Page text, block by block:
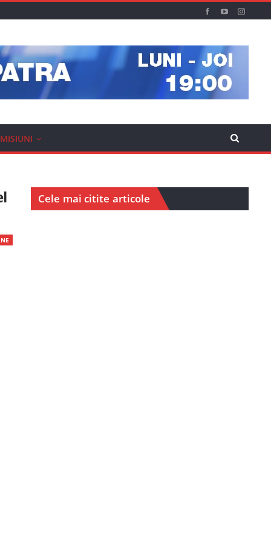
Cele mai citite articole